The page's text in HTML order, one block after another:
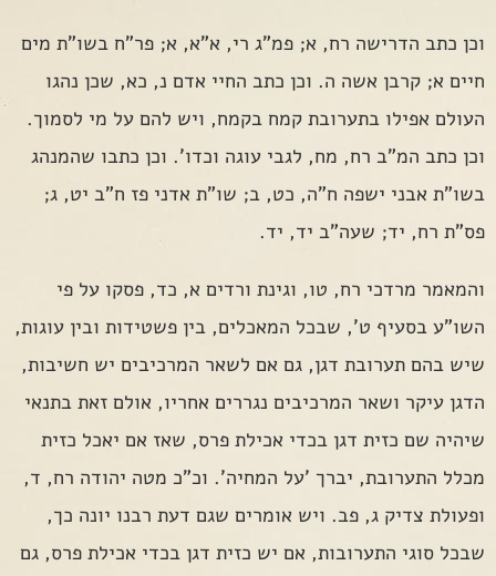
וכן כתב הדרישה רח, א; פמ"ג רי, א"א, א; פר"ח בשו"ת מים
חיים א; קרבן אשה ה. וכן כתב החיי אדם נ, כא, שכן נהגו
העולם אפילו בתערובת קמח בקמח, ויש להם על מי לסמוך.
וכן כתב המ"ב רח, מח, לגבי עוגה וכדו'. וכן כתבו שהמנהג
בשו"ת אבני ישפה ח"ה, כט, ב; שו"ת אדני פז ח"ב יט, ג;
פס"ת רח, יד; שעה"ב יד, יד.
והמאמר מרדכי רח, טו, וגינת ורדים א, כד, פסקו על פי
השו"ע בסעיף ט', שבכל המאכלים, בין פשטידות ובין עוגות,
שיש בהם תערובת דגן, גם אם לשאר המרכיבים יש חשיבות,
הדגן עיקר ושאר המרכיבים נגררים אחריו, אולם זאת בתנאי
שיהיה שם כזית דגן בכדי אכילת פרס, שאז אם יאכל כזית
מכלל התערובת, יברך 'על המחיה'. וכ"כ מטה יהודה רח, ד,
ופעולת צדיק ג, פב. ויש אומרים שגם דעת רבנו יונה כך,
שבכל סוגי התערובות, אם יש כזית דגן בכדי אכילת פרס, גם